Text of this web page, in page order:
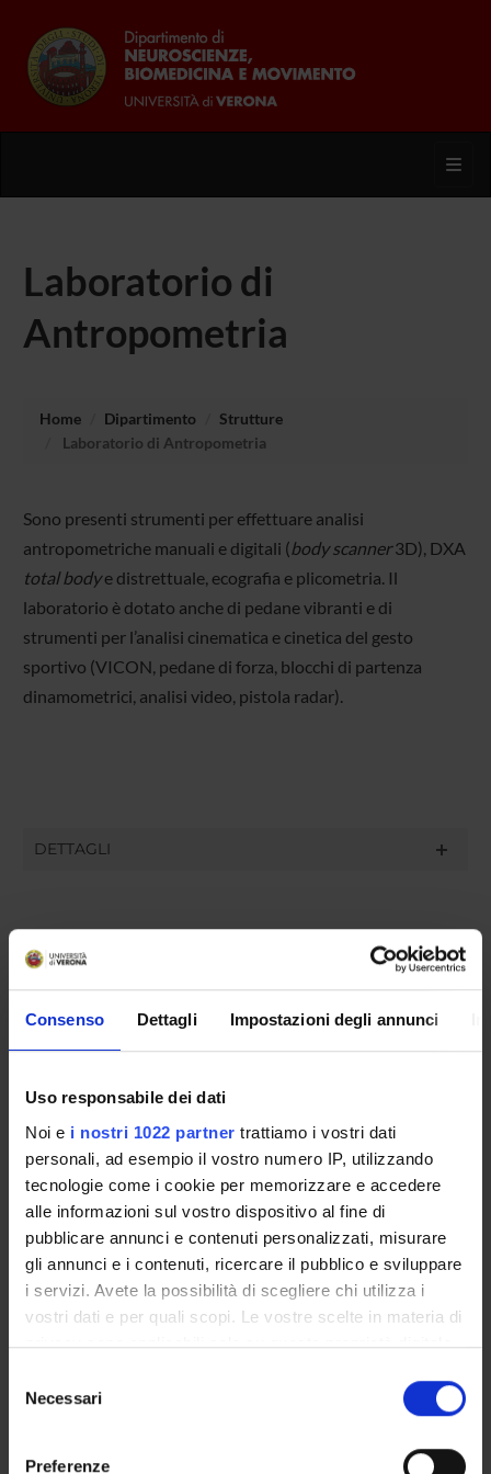
Consenso Dettagli Impostazioni degli annunci
Uso responsabile dei dati
Noi e i nostri 1022 partner trattiamo i vostri dati
personali, ad esempio il vostro numero IP, utilizzando
tecnologie come i cookie per memorizzare e accedere
alle informazioni sul vostro dispositivo al fine di
pubblicare annunci e contenuti personalizzati, misurare
gli annunci e i contenuti, ricercare il pubblico e sviluppare
i servizi. Avete la possibilità di scegliere chi utilizza i
vostri dati e per quali scopi. Le vostre scelte in materia di
privacy sono applicabili solo su questa proprietà digitale
modificare o revocare il proprio consenso in qualsiasi
momento dalla Dichiarazione sui cookie o facendo clic
delNecessari
Preferenze
Laboratorio di
Antropometria
Home Dipartimento
Strutture
Laboratorio di Antropometria
Sono presenti strumenti per effettuare analisi
antropometriche manuali e digitali (body scanner3D), DXA
total bodye distrettuale, ecografia e plicometria. Il
laboratorio è dotato anche di pedane vibranti e di
strumenti per l’analisi cinematica e cinetica del gesto
sportivo (VICON, pedane di forza, blocchi di partenza
dinamometrici, analisi video, pistola radar).
DETTAGLI
COMPONENTI 4
ORGANIZZAZIONE
GOVERNANCE
COMMISSIONI
UFFICI E STRUTTURE DI SERVIZIO
SERVIZI DI SEGRETERIA STUDENTI